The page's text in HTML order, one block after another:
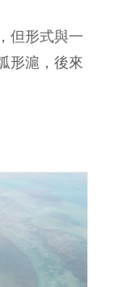
但形式與一
形滬，後來
屑組成的